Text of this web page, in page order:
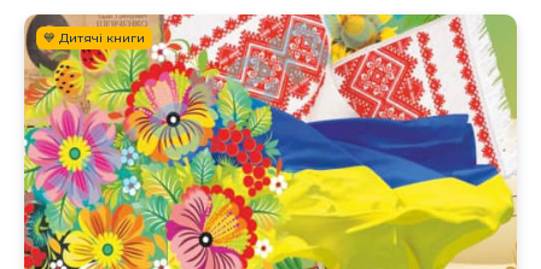
💙 Дитячі книги